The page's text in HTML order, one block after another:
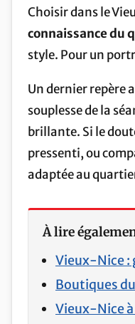
Choisir dans le
connaissance du
style. Pour un
Un dernier repère
souplesse de la
brillante. Si le
pressenti, ou
adaptée au
À lire
Vieux-Nice :
Boutiques
Vieux-Nice